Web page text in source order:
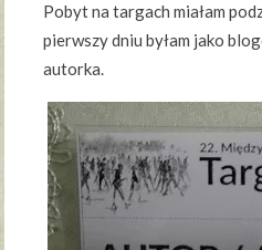
Pobyt na targach miałam
pierwszy dniu byłam jako
autorka.